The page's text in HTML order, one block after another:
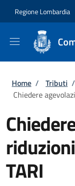
Regione Lombardia
Briciole di
Home / Tributi /
Chiedere
TARI